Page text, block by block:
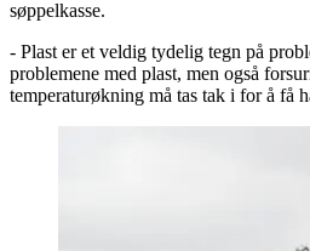
søppelkasse.
- Plast er et veldig tydelig tegn på
problemene med plast, men også
temperaturøkning må tas tak i for å få